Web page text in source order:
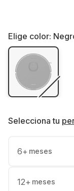
Elige color:
Selecciona tu
6+ meses
12+ meses